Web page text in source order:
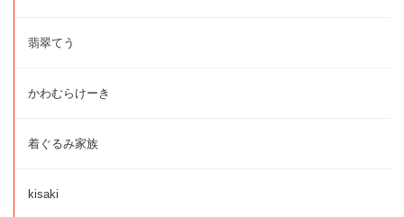
翡翠てう
かわむらけーき
着ぐるみ家族
kisaki